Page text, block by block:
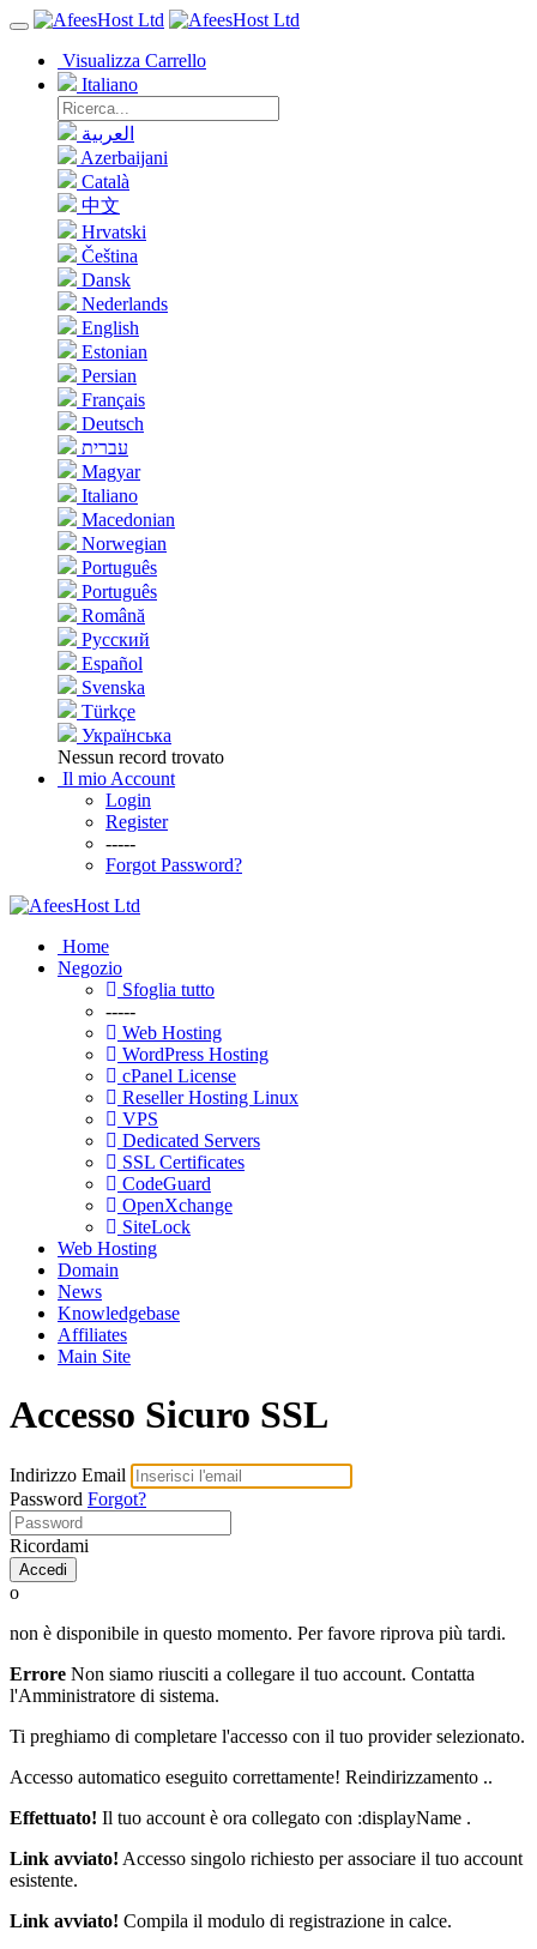
Visualizza Carrello
Italiano
العربية
Azerbaijani
Català
中文
Hrvatski
Čeština
Dansk
Nederlands
English
Estonian
Persian
Français
Deutsch
עברית
Magyar
Italiano
Macedonian
Norwegian
Português
Português
Română
Русский
Español
Svenska
Türkçe
Українська
Nessun record trovato
Il mio Account
Login
Register
-----
Forgot Password?
Home
Negozio
Sfoglia tutto
-----
Web Hosting
WordPress Hosting
cPanel License
Reseller Hosting Linux
VPS
Dedicated Servers
SSL Certificates
CodeGuard
OpenXchange
SiteLock
Web Hosting
Domain
News
Knowledgebase
Affiliates
Main Site
Accesso Sicuro SSL
Indirizzo Email
Password Forgot?
Ricordami
Accedi
o
non è disponibile in questo momento. Per favore riprova più tardi.
Errore Non siamo riusciti a collegare il tuo account. Contatta
l'Amministratore di sistema.
Ti preghiamo di completare l'accesso con il tuo provider selezionato.
Accesso automatico eseguito correttamente! Reindirizzamento ..
Effettuato! Il tuo account è ora collegato con :displayName .
Link avviato! Accesso singolo richiesto per associare il tuo account
esistente.
Link avviato! Compila il modulo di registrazione in calce.